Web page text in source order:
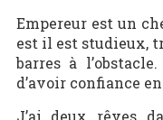
Empereur est un
est il est studieux,
barres à
d’avoir confiance
J’ai deux rêves